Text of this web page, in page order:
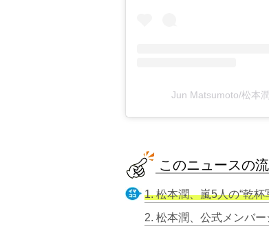
Jun Matsumoto/松本
このニュースの
1. 松本潤、嵐5人の“乾
2. 松本潤、公式メンバ